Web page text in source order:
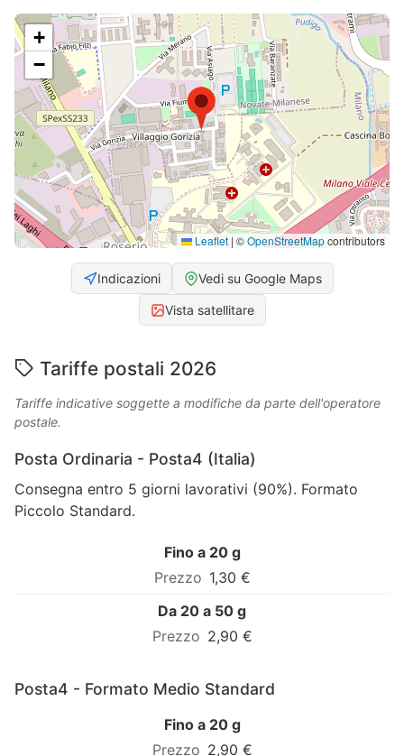
+
−
Leaflet | ©OpenStreetMapcontributors
Indicazioni Vedi su Google Maps
Vista satellitare
Tariffe postali 2026
Tariffe indicative soggette a modifiche da parte dell'operatore
postale.
Posta Ordinaria - Posta4 (Italia)
Consegna entro 5 giorni lavorativi (90%). Formato
Piccolo Standard.
Fino a 20 g
1,30 €
Da 20 a 50 g
2,90 €
Posta4 - Formato Medio Standard
Fino a 20 g
2,90 €